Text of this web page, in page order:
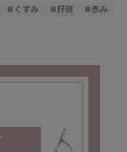
# くすみ # 肝斑 #赤み